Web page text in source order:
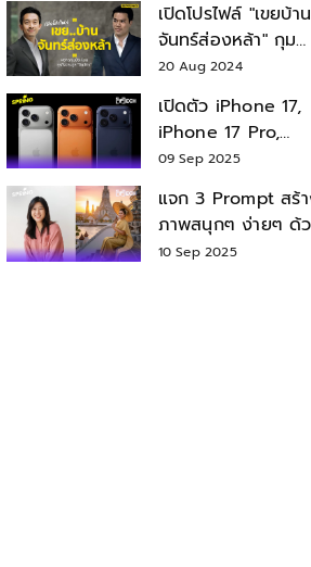
เปิดโปรไฟล์ "เขยบ้าน
จันทร์ส่องหล้า" กุม
บังเหียนธุรกิจตระกูล
"ชินวัตร"
20 Aug 2024
เปิดตัว iPhone 17,
iPhone 17 Pro,
iPhone 17 Air สเปค
09 Sep 2025
แจก 3 Prompt สร้าง
ภาพสนุกๆ ง่ายๆ ด้วย
Nano Banana ใน
10 Sep 2025